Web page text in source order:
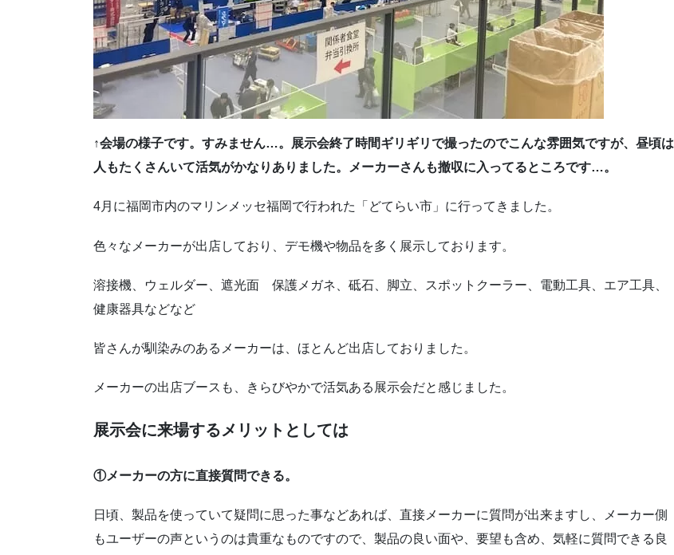
↑会場の様子です。すみません…。展示会終了時間ギリギリで撮ったのでこんな雰囲気ですが、昼頃は
人もたくさんいて活気がかなりありました。メーカーさんも撤収に入ってるところです…。
4月に福岡市内のマリンメッセ福岡で行われた「どてらい市」に行ってきました。
色々なメーカーが出店しており、デモ機や物品を多く展示しております。
溶接機、ウェルダー、遮光面 保護メガネ、砥石、脚立、スポットクーラー、電動工具、エア工具、
健康器具などなど
皆さんが馴染みのあるメーカーは、ほとんど出店しておりました。
メーカーの出店ブースも、きらびやかで活気ある展示会だと感じました。
展示会に来場するメリットとしては
①メーカーの方に直接質問できる。
日頃、製品を使っていて疑問に思った事などあれば、直接メーカーに質問が出来ますし、メーカー側
もユーザーの声というのは貴重なものですので、製品の良い面や、要望も含め、気軽に質問できる良